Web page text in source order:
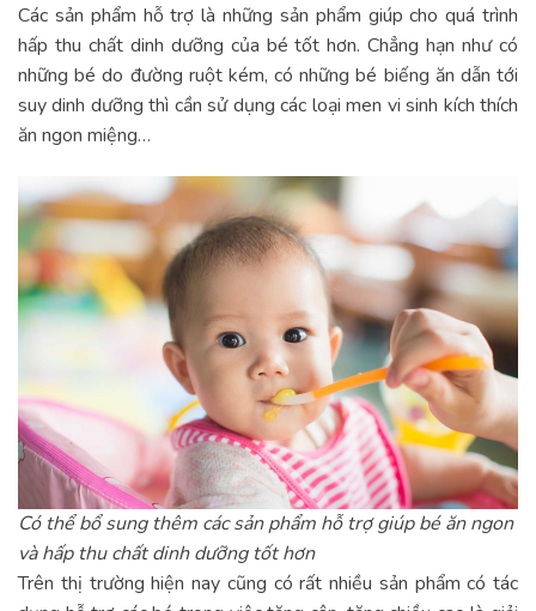
Các sản phẩm hỗ trợ là những sản phẩm giúp cho quá trình
hấp thu chất dinh dưỡng của bé tốt hơn. Chẳng hạn như có
những bé do đường ruột kém, có những bé biếng ăn dẫn tới
suy dinh dưỡng thì cần sử dụng các loại men vi sinh kích thích
ăn ngon miệng…
Có thể bổ sung thêm các sản phẩm hỗ trợ giúp bé ăn ngon
và hấp thu chất dinh dưỡng tốt hơn
Trên thị trường hiện nay cũng có rất nhiều sản phẩm có tác